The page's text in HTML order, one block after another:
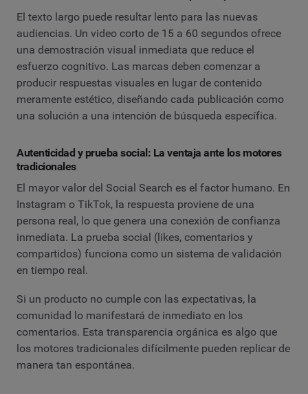
El texto largo puede resultar lento para las nuevas
audiencias. Un video corto de 15 a 60 segundos ofrece
una demostración visual inmediata que reduce el
esfuerzo cognitivo. Las marcas deben comenzar a
producir respuestas visuales en lugar de contenido
meramente estético, diseñando cada publicación como
una solución a una intención de búsqueda específica.
Autenticidad y prueba social: La ventaja ante los motores
tradicionales
El mayor valor del Social Search es el factor humano. En
Instagram o TikTok, la respuesta proviene de una
persona real, lo que genera una conexión de confianza
inmediata. La prueba social (likes, comentarios y
compartidos) funciona como un sistema de validación
en tiempo real.
Si un producto no cumple con las expectativas, la
comunidad lo manifestará de inmediato en los
comentarios. Esta transparencia orgánica es algo que
los motores tradicionales difícilmente pueden replicar de
manera tan espontánea.